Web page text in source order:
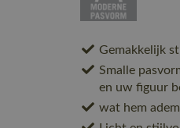
Gemakkelijk
Smalle
en uw figuur
wat hem